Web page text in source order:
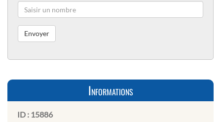
Informations
ID : 15886